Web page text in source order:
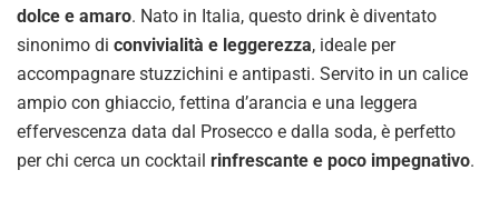
dolce e amaro. Nato in Italia, questo drink è diventato
sinonimo di convivialità e leggerezza, ideale per
accompagnare stuzzichini e antipasti. Servito in un calice
ampio con ghiaccio, fettina d’arancia e una leggera
effervescenza data dal Prosecco e dalla soda, è perfetto
per chi cerca un cocktail rinfrescante e poco impegnativo.